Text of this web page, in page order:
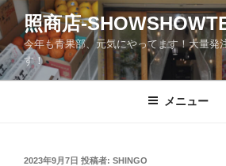
コ
テ
ン
ツ
照商店-
今年も青果部、元気にやってます！大量発
す！
メニュー
投
2023年9月7日 投稿者: SHINGO